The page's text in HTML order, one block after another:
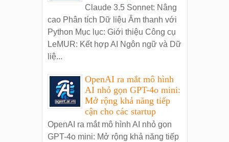
Claude 3.5 Sonnet: Nâng
cao Phân tích Dữ liệu Âm thanh với
Python Mục lục: Giới thiệu Công cụ
LeMUR: Kết hợp AI Ngôn ngữ và Dữ
liệ...
OpenAI ra mắt mô hình
AI nhỏ gọn GPT-4o mini:
Mở rộng khả năng tiếp
cận cho các startup
OpenAI ra mắt mô hình AI nhỏ gọn
GPT-4o mini: Mở rộng khả năng tiếp